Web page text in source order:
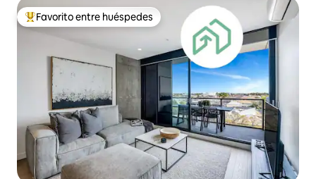
Favorito entre huéspedes preferido
Favorito entre huéspedes